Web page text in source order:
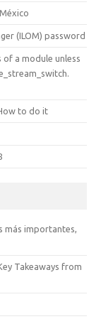
(ILOM) password
a module unless
to do it
más importantes,
Takeaways from